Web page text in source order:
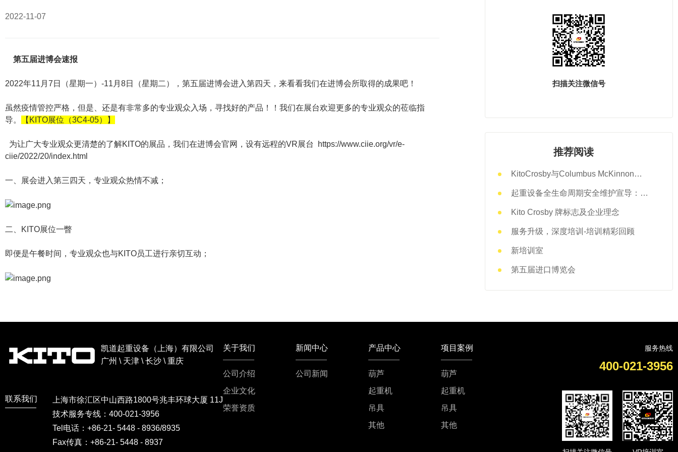
2022-11-07
第五届进博会速报
2022年11月7日（星期一）-11月8日（星期二），第五届进博会进入第四天，来看看我们在进博会所取得的成果吧！
虽然疫情管控严格，但是、还是有非常多的专业观众入场，寻找好的产品！！我们在展台欢迎更多的专业观众的莅临指
导。
【KITO展位（3C4-05）】
为让广大专业观众更清楚的了解KITO的展品，我们在进博会官网，设有远程的VR展台
https://www.ciie.org/vr/e-
ciie/2022/20/index.html
一、展会进入第三四天，专业观众热情不减；
二、KITO展位一瞥
即便是午餐时间，专业观众也与KITO员工进行亲切互动；
扫描关注微信号
推荐阅读
KitoCrosby与Columbus McKinnon的
起重设备全生命周期安全维护宣导：以
Kito Crosby 牌标志及企业理念
服务升级，深度培训-培训精彩回顾
新培训室
第五届进口博览会
凯道起重设备（上海）有限公司
广州 \ 天津 \ 长沙 \ 重庆
联系我们
上海市徐汇区中山西路1800号兆丰环球大厦 11J
技术服务专线：400-021-3956
Tel电话：+86-21- 5448 - 8936/8935
Fax传真：+86-21- 5448 - 8937
服务热线
400-021-3956
关于我们
公司介绍
企业文化
荣誉资质
新闻中心
公司新闻
产品中心
葫芦
起重机
吊具
其他
项目案例
葫芦
起重机
吊具
其他